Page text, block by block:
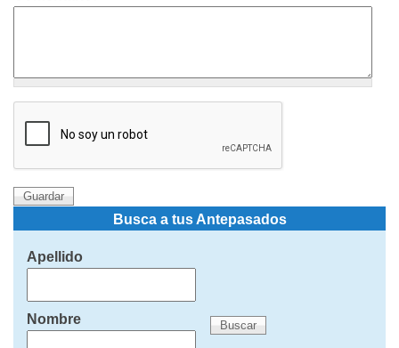
Busca a tus Antepasados
Apellido
Nombre